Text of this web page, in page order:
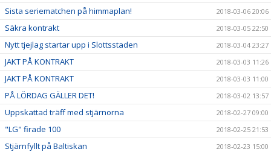
Sista seriematchen på himmaplan! 2018-03-06 20:06
Säkra kontrakt 2018-03-05 22:50
Nytt tjejlag startar upp i Slottsstaden 2018-03-04 23:27
JAKT PÅ KONTRAKT 2018-03-03 11:26
JAKT PÅ KONTRAKT 2018-03-03 11:00
PÅ LÖRDAG GÄLLER DET! 2018-03-02 13:57
Uppskattad träff med stjärnorna 2018-02-27 09:00
"LG" firade 100 2018-02-25 21:53
Stjärnfyllt på Baltiskan 2018-02-23 15:00